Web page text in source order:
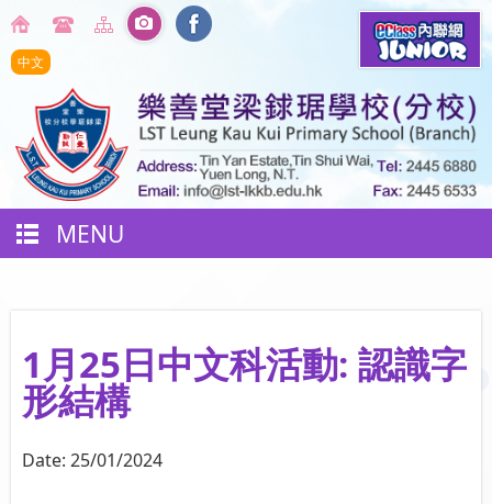
中文
MENU
1月25日中文科活動: 認識字
形結構
Date: 25/01/2024